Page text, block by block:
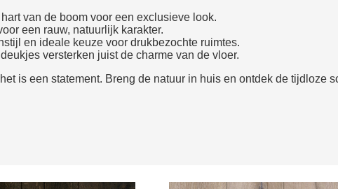
van de boom voor een exclusieve look.
een rauw, natuurlijk karakter.
en ideale keuze voor drukbezochte ruimtes.
versterken juist de charme van de vloer.
is een statement. Breng de natuur in huis en ontdek de tijdloze